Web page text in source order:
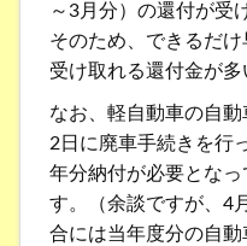
～3月分）の還付が受
そのため、できるだ
受け取れる還付金が多
なお、軽自動車の自
2日に廃車手続きを行
年分納付が必要とな
す。（余談ですが、4
合には当年度分の自